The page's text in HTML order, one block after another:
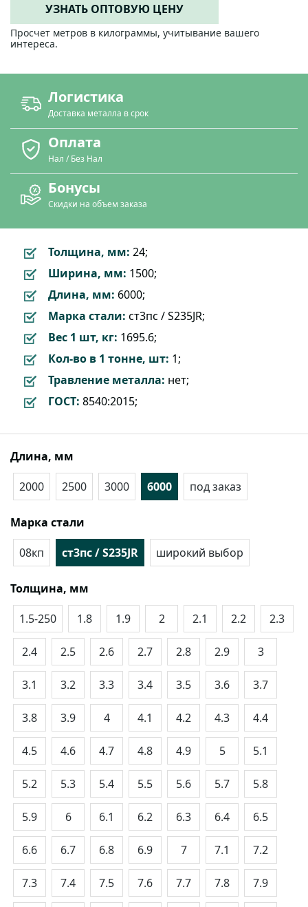
УЗНАТЬ ОПТОВУЮ ЦЕНУ
Просчет метров в килограммы, учитывание вашего
интереса.
Логистика
Доставка металла в срок
Оплата
Нал / Без Нал
Бонусы
Скидки на объем заказа
Толщина, мм: 24;
Ширина, мм: 1500;
Длина, мм: 6000;
Марка стали: ст3пс / S235JR;
Вес 1 шт, кг: 1695.6;
Кол-во в 1 тонне, шт: 1;
Травление металла: нет;
ГОСТ: 8540:2015;
Длина, мм
2000
2500 3000 6000 под заказ
Марка стали
08кп
ст3пс / S235JR широкий выбор
Толщина, мм
1.5-250
1.8 1.9 2 2.1 2.2 2.3
2.4 2.5 2.6 2.7 2.8 2.9 3
3.1 3.2 3.3 3.4 3.5 3.6 3.7
3.8 3.9 4 4.1 4.2 4.3 4.4
4.5 4.6 4.7 4.8 4.9 5 5.1
5.2 5.3 5.4 5.5 5.6 5.7 5.8
5.9 6 6.1 6.2 6.3 6.4 6.5
6.6 6.7 6.8 6.9 7 7.1 7.2
7.3 7.4 7.5 7.6 7.7 7.8 7.9